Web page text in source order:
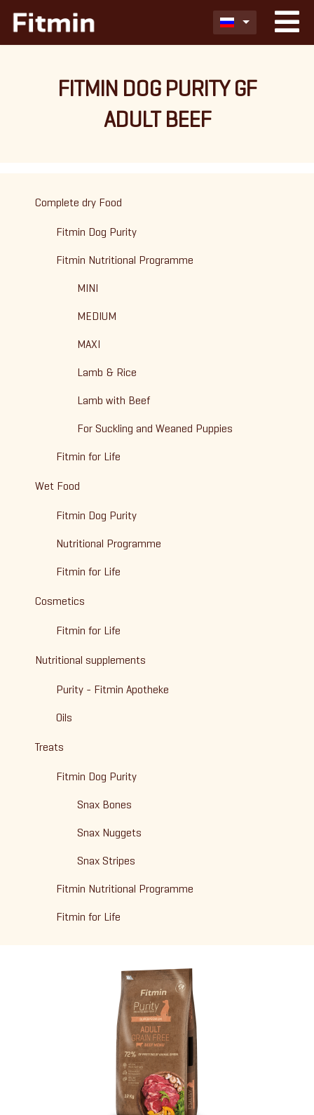
FITMIN DOG PURITY GF
ADULT BEEF
Complete dry Food
Fitmin Dog Purity
Fitmin Nutritional Programme
MINI
MEDIUM
MAXI
Lamb & Rice
Lamb with Beef
For Suckling and Weaned Puppies
Fitmin for Life
Wet Food
Fitmin Dog Purity
Nutritional Programme
Fitmin for Life
Cosmetics
Fitmin for Life
Nutritional supplements
Purity - Fitmin Apotheke
Oils
Treats
Fitmin Dog Purity
Snax Bones
Snax Nuggets
Snax Stripes
Fitmin Nutritional Programme
Fitmin for Life